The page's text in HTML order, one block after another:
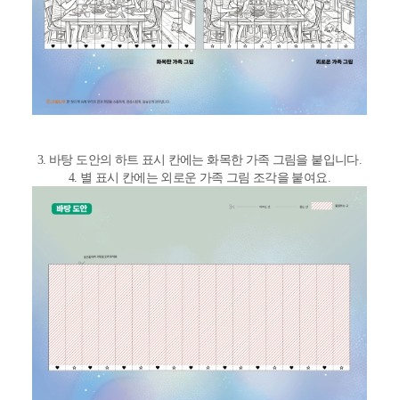
3. 바탕 도안의 하트 표시 칸에는 화목한 가족 그림을 붙입니다.
4. 별 표시 칸에는 외로운 가족 그림 조각을 붙여요.